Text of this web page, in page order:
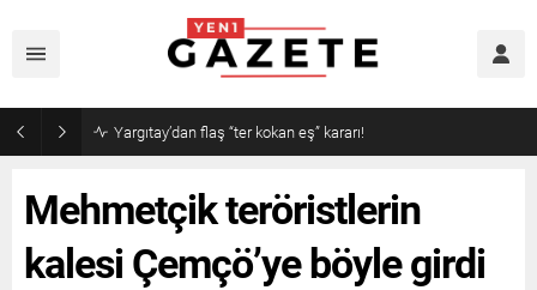
Yargıtay’dan flaş “ter kokan eş” kararı!
Mehmetçik teröristlerin
kalesi Çemçö’ye böyle girdi